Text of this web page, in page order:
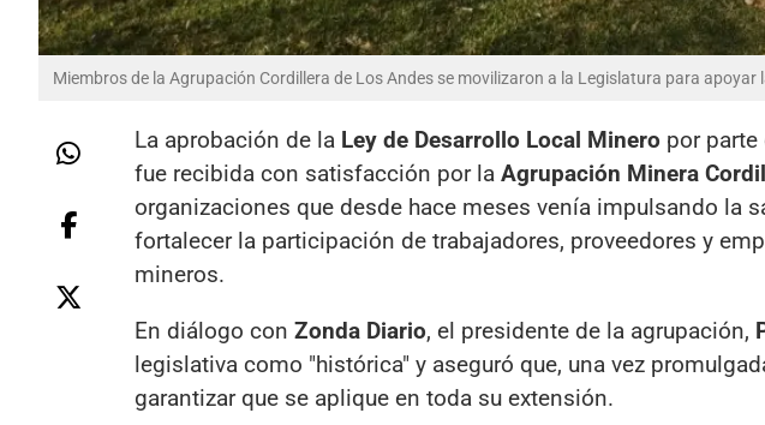
Miembros de la Agrupación Cordillera de Los Andes se movilizaron a la Legislatura para apoyar
La aprobación de la Ley de Desarrollo Local Minero por parte
fue recibida con satisfacción por la Agrupación Minera
organizaciones que desde hace meses venía impulsando la
fortalecer la participación de trabajadores, proveedores y
mineros.
En diálogo con Zonda Diario, el presidente de la agrupación,
legislativa como "histórica" y aseguró que, una vez
garantizar que se aplique en toda su extensión.